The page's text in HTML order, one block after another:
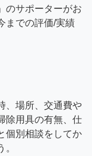
のサポーターがお
までの評価/実績
、場所、交通費や
除用具の有無、仕
個別相談をしてか